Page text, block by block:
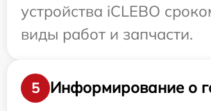
устройства iCLEBO
виды работ и запчасти.
5
Информирование о